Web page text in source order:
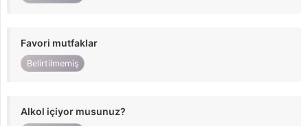
Favori mutfaklar
Belirtilmemiş
Alkol içiyor musunuz?